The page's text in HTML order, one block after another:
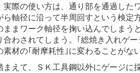
実際の使い方は、通り部を通過し
ら軸径に沿って半周回すという検
ままワーク軸径を掬い込んでしま
合わされてしまう。｢総焼き入れゲ
素材の｢耐摩耗性｣に変わることが
まえて、ＳＫ工具鋼以外にゲージ